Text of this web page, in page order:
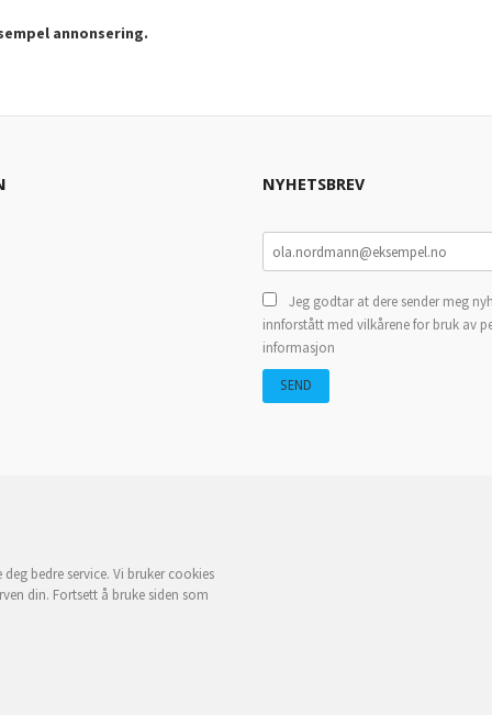
annonsering.
NYHETSBREV
Jeg godtar at dere sender meg
innforstått med vilkårene for bruk av
informasjon
bedre service. Vi bruker cookies
din. Fortsett å bruke siden som